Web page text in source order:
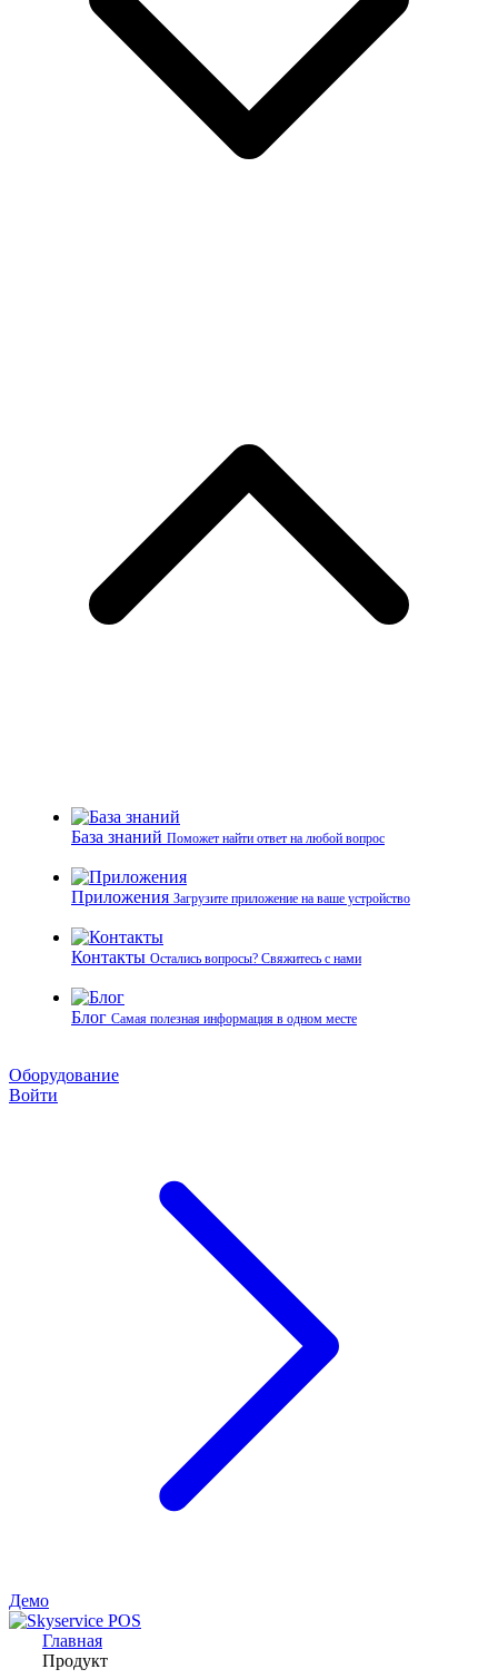
База знаний Поможет найти ответ на любой вопрос
Приложения Загрузите приложение на ваше устройство
Контакты Остались вопросы? Свяжитесь с нами
Блог Самая полезная информация в одном месте
Оборудование
Войти
Демо
Главная
Продукт